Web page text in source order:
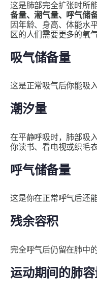
这是肺部完全扩张时所
备量、潮气量、呼气储
因年龄、身高、体能水
区的人们需要更多的氧
吸气储备量
这是正常吸气后你能吸
潮汐量
在平静呼吸时，肺部吸
你读书、看电视或织毛
呼气储备量
这是你在正常呼气后还
残余容积
完全呼气后仍留在肺中
运动期间的肺